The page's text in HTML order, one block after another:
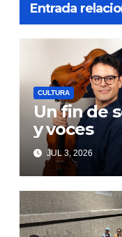
Entrada
CULTURA
Un fin de
y voces
JUL 3, 2026